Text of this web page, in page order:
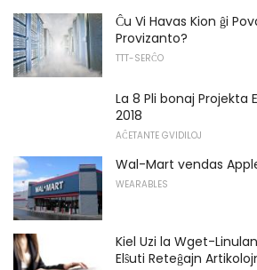
Ĉu Vi Havas Kion ĝi
Provizanto?
TTT-SERĈO
La 8 Pli bonaj Projekta
2018
AĈETANTE GVIDILOJ
Wal-Mart vendas
WEARABLES
Kiel Uzi la Wget-
Elŝuti Reteĝajn